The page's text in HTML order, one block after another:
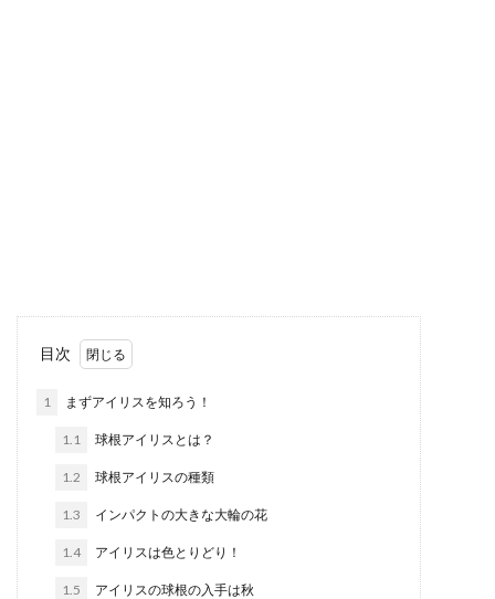
目次
1 まずアイリスを知ろう！
1.1 球根アイリスとは？
1.2 球根アイリスの種類
1.3 インパクトの大きな大輪の花
1.4 アイリスは色とりどり！
1.5 アイリスの球根の入手は秋